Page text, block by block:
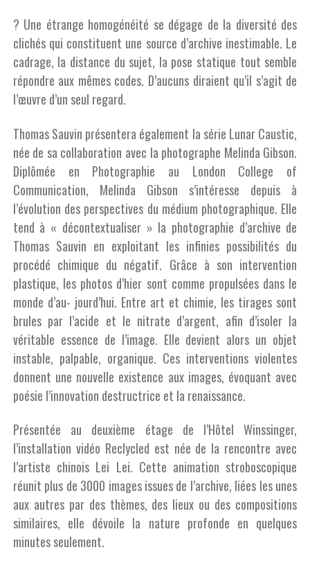
? Une étrange homogénéité se dégage de la diversité des
clichés qui constituent une source d’archive inestimable. Le
cadrage, la distance du sujet, la pose statique tout semble
répondre aux mêmes codes. D’aucuns diraient qu’il s’agit de
l’œuvre d’un seul regard.
Thomas Sauvin présentera également la série Lunar Caustic,
née de sa collaboration avec la photographe Melinda Gibson.
Diplômée en Photographie au London College of
Communication, Melinda Gibson s’intéresse depuis à
l’évolution des perspectives du médium photographique. Elle
tend à « décontextualiser » la photographie d’archive de
Thomas Sauvin en exploitant les infinies possibilités du
procédé chimique du négatif. Grâce à son intervention
plastique, les photos d’hier sont comme propulsées dans le
monde d’au- jourd’hui. Entre art et chimie, les tirages sont
brules par l’acide et le nitrate d’argent, afin d’isoler la
véritable essence de l’image. Elle devient alors un objet
instable, palpable, organique. Ces interventions violentes
donnent une nouvelle existence aux images, évoquant avec
poésie l’innovation destructrice et la renaissance.
Présentée au deuxième étage de l’Hôtel Winssinger,
l’installation vidéo Reclycled est née de la rencontre avec
l’artiste chinois Lei Lei. Cette animation stroboscopique
réunit plus de 3000 images issues de l’archive, liées les unes
aux autres par des thèmes, des lieux ou des compositions
similaires, elle dévoile la nature profonde en quelques
minutes seulement.